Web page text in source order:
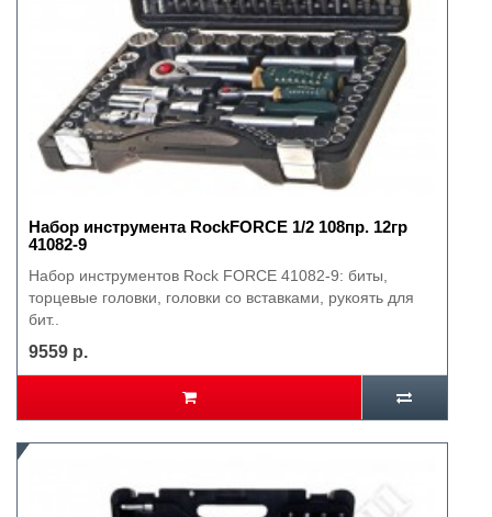
Набор инструмента RockFORCE 1/2 108пр. 12гр
41082-9
Набор инструментов Rock FORCE 41082-9: биты,
торцевые головки, головки со вставками, рукоять для
бит..
9559 р.